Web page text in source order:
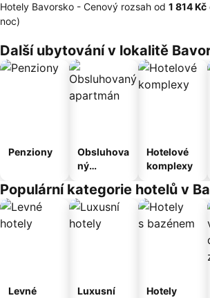
Hotely Bavorsko - Cenový rozsah od ‎1 814 Kč
noc)
Další ubytování v lokalitě
Penziony
Obsluhova
ný
Hotelové
komplexy
Populární kategorie hotelů v
Levné
Luxusní
Hotely